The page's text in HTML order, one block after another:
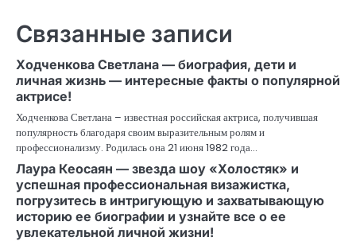
Связанные записи
Ходченкова Светлана — биография, дети и
личная жизнь — интересные факты о популярной
актрисе!
Ходченкова Светлана – известная российская актриса, получившая
популярность благодаря своим выразительным ролям и
профессионализму. Родилась она 21 июня 1982 года…
Лаура Кеосаян — звезда шоу «Холостяк» и
успешная профессиональная визажистка,
погрузитесь в интригующую и захватывающую
историю ее биографии и узнайте все о ее
увлекательной личной жизни!